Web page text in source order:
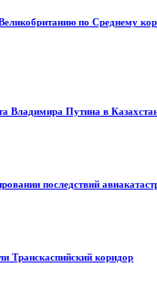
по Среднему
Владимира Путина в
последствий
Транскаспийский коридор